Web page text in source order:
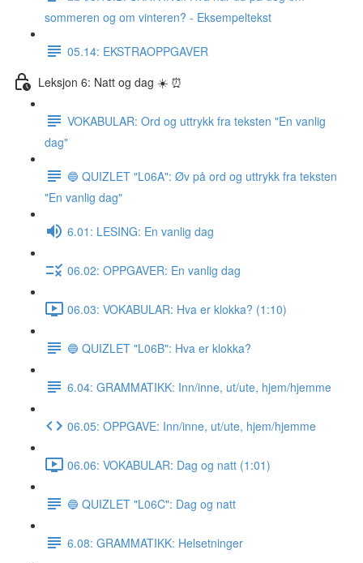
sommeren og om vinteren? - Eksempeltekst
05.14: EKSTRAOPPGAVER
Leksjon 6: Natt og dag ☀️ ⏰
VOKABULAR: Ord og uttrykk fra teksten "En vanlig
dag"
🔵 QUIZLET "L06A": Øv på ord og uttrykk fra teksten
"En vanlig dag"
6.01: LESING: En vanlig dag
06.02: OPPGAVER: En vanlig dag
06.03: VOKABULAR: Hva er klokka? (1:10)
🔵 QUIZLET "L06B": Hva er klokka?
6.04: GRAMMATIKK: Inn/inne, ut/ute, hjem/hjemme
06.05: OPPGAVE: Inn/inne, ut/ute, hjem/hjemme
06.06: VOKABULAR: Dag og natt (1:01)
🔵 QUIZLET "L06C": Dag og natt
6.08: GRAMMATIKK: Helsetninger